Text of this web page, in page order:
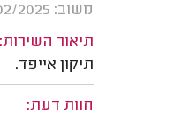
משוב: 24/02/2025
תיאור השירות:
תיקון אייפד.
חוות דעת: